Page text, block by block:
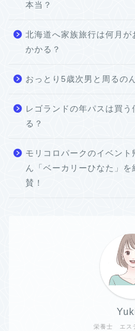
本当？
北海道へ家族旅行は何月
かかる？
おっとり5歳次男と周るの
レゴランドの年パスは買
る？
モリコロパークのイベン
ん「ベーカリーひなた」
賛！
栄養士 エス